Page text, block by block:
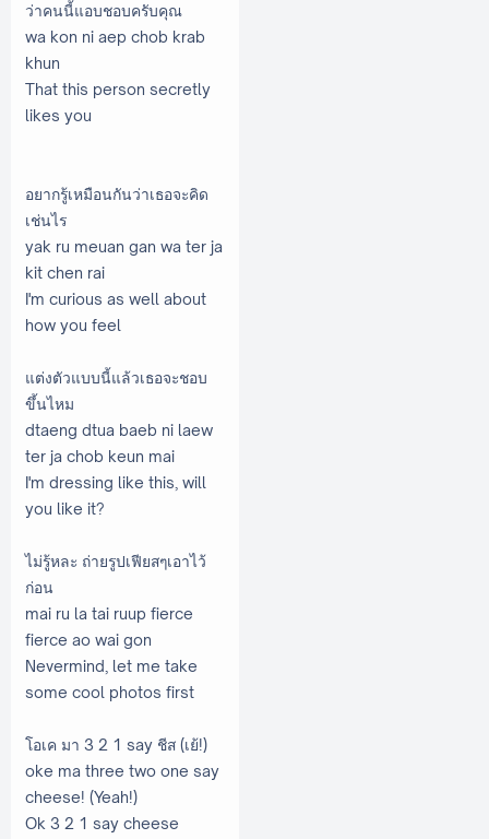
ว่าคนนี้แอบชอบครับคุณ
wa kon ni aep chob krab
khun
That this person secretly
likes you
อยากรู้เหมือนกันว่าเธอจะคิด
เช่นไร
yak ru meuan gan wa ter ja
kit chen rai
I'm curious as well about
how you feel
แต่งตัวแบบนี้แล้วเธอจะชอบ
ขึ้นไหม
dtaeng dtua baeb ni laew
ter ja chob keun mai
I'm dressing like this, will
you like it?
ไม่รู้หละ ถ่ายรูปเฟียสๆเอาไว้
ก่อน
mai ru la tai ruup fierce
fierce ao wai gon
Nevermind, let me take
some cool photos first
โอเค มา 3 2 1 say ชีส (เย้!)
oke ma three two one say
cheese! (Yeah!)
Ok 3 2 1 say cheese